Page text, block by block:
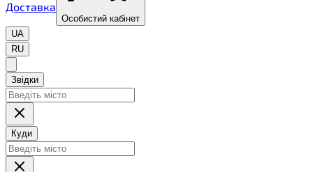
Доставка
Особистий кабінет
UA
RU
Звідки
Куди